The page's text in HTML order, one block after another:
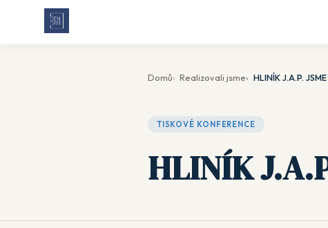
Domů Realizovali jsme HLINÍK J.A.P.
TISKOVÉ KONFERENCE
HLINÍK